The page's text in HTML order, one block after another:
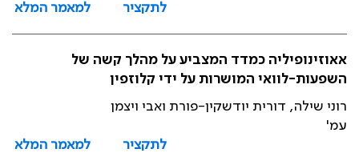
לתקציר
למאמר המלא
אאוזינופיליה כמדד המצביע על מהלך קשה של
השפעות-לוואי המושרות על ידי קלוזפין
רוני שילה, דורית יודשקין-פורת ואבי ויצמן
עמ'
לתקציר
למאמר המלא